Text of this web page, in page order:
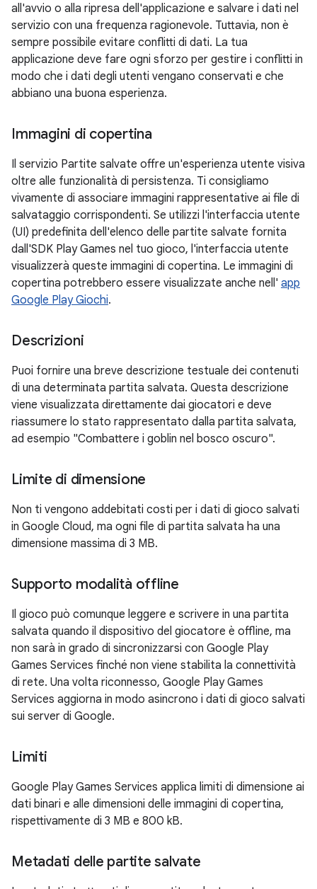
all'avvio o alla ripresa dell'applicazione e salvare i dati nel
servizio con una frequenza ragionevole. Tuttavia, non è
sempre possibile evitare conflitti di dati. La tua
applicazione deve fare ogni sforzo per gestire i conflitti in
modo che i dati degli utenti vengano conservati e che
abbiano una buona esperienza.
Immagini di copertina
Il servizio Partite salvate offre un'esperienza utente visiva
oltre alle funzionalità di persistenza. Ti consigliamo
vivamente di associare immagini rappresentative ai file di
salvataggio corrispondenti. Se utilizzi l'interfaccia utente
(UI) predefinita dell'elenco delle partite salvate fornita
dall'SDK Play Games nel tuo gioco, l'interfaccia utente
visualizzerà queste immagini di copertina. Le immagini di
copertina potrebbero essere visualizzate anche nell' app
Google Play Giochi.
Descrizioni
Puoi fornire una breve descrizione testuale dei contenuti
di una determinata partita salvata. Questa descrizione
viene visualizzata direttamente dai giocatori e deve
riassumere lo stato rappresentato dalla partita salvata,
ad esempio "Combattere i goblin nel bosco oscuro".
Limite di dimensione
Non ti vengono addebitati costi per i dati di gioco salvati
in Google Cloud, ma ogni file di partita salvata ha una
dimensione massima di 3 MB.
Supporto modalità offline
Il gioco può comunque leggere e scrivere in una partita
salvata quando il dispositivo del giocatore è offline, ma
non sarà in grado di sincronizzarsi con Google Play
Games Services finché non viene stabilita la connettività
di rete. Una volta riconnesso, Google Play Games
Services aggiorna in modo asincrono i dati di gioco salvati
sui server di Google.
Limiti
Google Play Games Services applica limiti di dimensione ai
dati binari e alle dimensioni delle immagini di copertina,
rispettivamente di 3 MB e 800 kB.
Metadati delle partite salvate